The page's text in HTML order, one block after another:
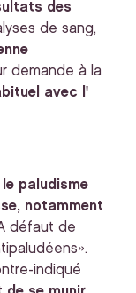
des
de sang,
demande à la
avec l'
le paludisme
notamment
défaut de
indiqué